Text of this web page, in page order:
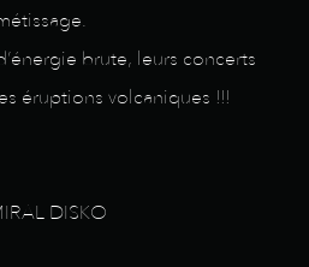
brute, leurs concerts
éruptions volcaniques !!!
DISKO